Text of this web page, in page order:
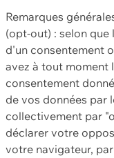
Remarques
(opt-out) : selon
d'un consentement
avez à tout moment
consentement
de vos données par
collectivement par
déclarer votre
votre navigateur,